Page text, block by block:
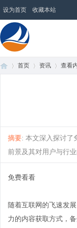
设为首页 收藏本站
18国际商贸网
首页 资讯 查看
摘要: 本文深入探讨了
前景及其对用户与行业
免费看看
随着互联网的飞速发
力的内容获取方式，